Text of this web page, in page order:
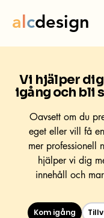
alcdesign
Vi hjälper
igång och bli
Oavsett om du
eget eller vill få
mer professionell
hjälper vi dig
innehåll och
Kom igång